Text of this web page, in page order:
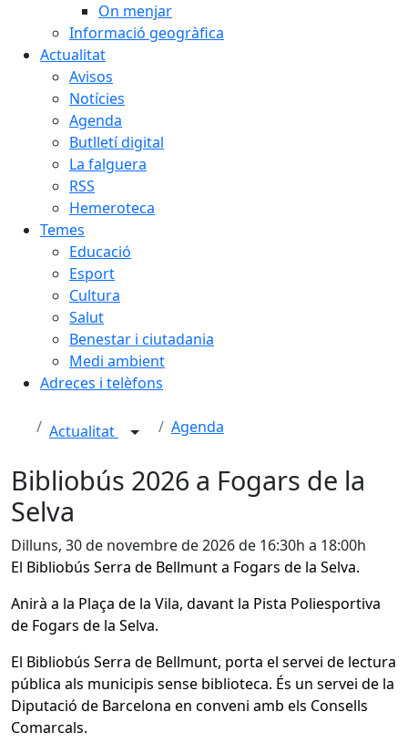
On menjar
Informació geogràfica
Actualitat
Avisos
Notícies
Agenda
Butlletí digital
La falguera
RSS
Hemeroteca
Temes
Educació
Esport
Cultura
Salut
Benestar i ciutadania
Medi ambient
Adreces i telèfons
Actualitat Agenda
Bibliobús 2026 a Fogars de la
Selva
Dilluns, 30 de novembre de 2026 de 16:30h a 18:00h
El Bibliobús Serra de Bellmunt a Fogars de la Selva.
Anirà a la Plaça de la Vila, davant la Pista Poliesportiva
de Fogars de la Selva.
El Bibliobús Serra de Bellmunt, porta el servei de lectura
pública als municipis sense biblioteca. És un servei de la
Diputació de Barcelona en conveni amb els Consells
Comarcals.